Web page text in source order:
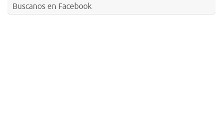
Buscanos en Facebook